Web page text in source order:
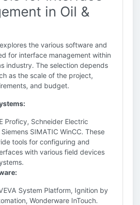
in Oil &
the various software and
for interface management within
industry. The selection depends
as the scale of the project,
and budget.
Proficy, Schneider Electric
SIMATIC WinCC. These
tools for configuring and
with various field devices
System Platform, Ignition by
Wonderware InTouch.